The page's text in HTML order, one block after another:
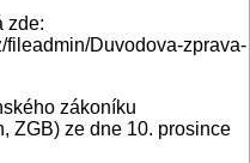
zde:
­Duvodova-zprava-
zákoníku
ZGB) ze dne 10. prosince